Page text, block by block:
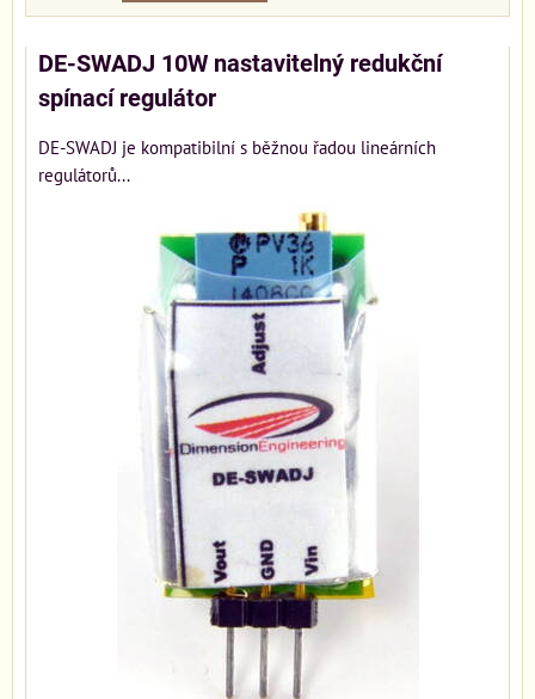
DE-SWADJ 10W nastavitelný redukční
spínací regulátor
DE-SWADJ je kompatibilní s běžnou řadou lineárních
regulátorů...